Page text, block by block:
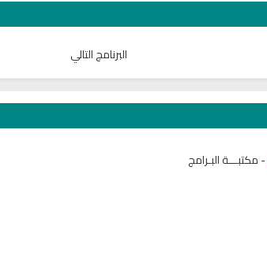
البرنامج التالي
-مكتبـــة البـرامج